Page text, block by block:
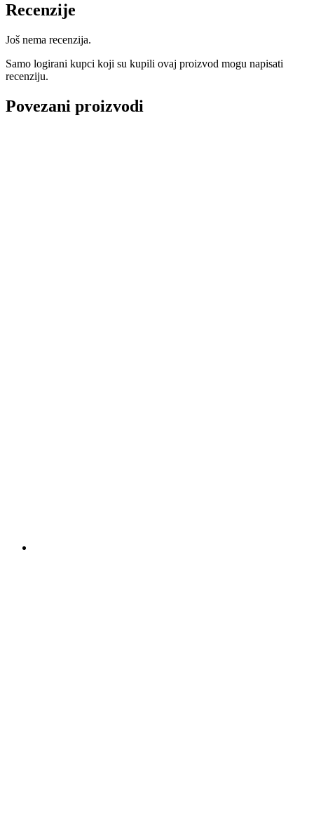
Recenzije
Još nema recenzija.
Samo logirani kupci koji su kupili ovaj proizvod mogu napisati
recenziju.
Povezani proizvodi